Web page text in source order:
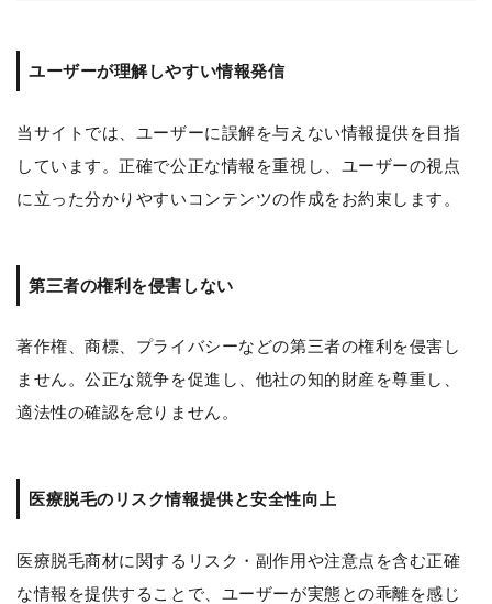
ユーザーが理解しやすい情報発信
当サイトでは、ユーザーに誤解を与えない情報提供を目指
しています。正確で公正な情報を重視し、ユーザーの視点
に立った分かりやすいコンテンツの作成をお約束します。
第三者の権利を侵害しない
著作権、商標、プライバシーなどの第三者の権利を侵害し
ません。公正な競争を促進し、他社の知的財産を尊重し、
適法性の確認を怠りません。
医療脱毛のリスク情報提供と安全性向上
医療脱毛商材に関するリスク・副作用や注意点を含む正確
な情報を提供することで、ユーザーが実態との乖離を感じ